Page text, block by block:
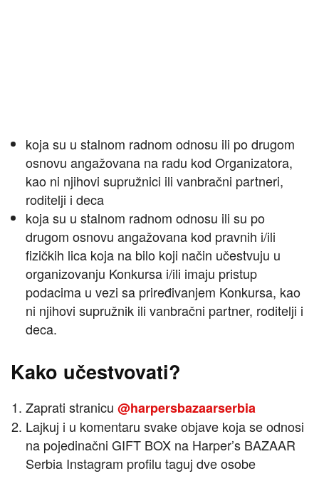
koja su u stalnom radnom odnosu ili po drugom
osnovu angažovana na radu kod Organizatora,
kao ni njihovi supružnici ili vanbračni partneri,
roditelji i deca
koja su u stalnom radnom odnosu ili su po
drugom osnovu angažovana kod pravnih i/ili
fizičkih lica koja na bilo koji način učestvuju u
organizovanju Konkursa i/ili imaju pristup
podacima u vezi sa priređivanjem Konkursa, kao
ni njihovi supružnik ili vanbračni partner, roditelji i
deca.
Kako učestvovati?
Zaprati stranicu @harpersbazaarserbia
Lajkuj i u komentaru svake objave koja se odnosi
na pojedinačni GIFT BOX na Harper’s BAZAAR
Serbia Instagram profilu taguj dve osobe